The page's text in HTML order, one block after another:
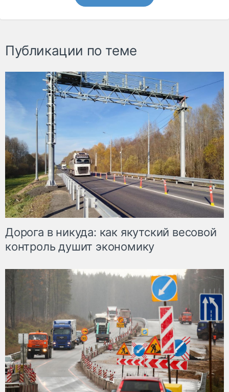
Публикации по теме
Дорога в никуда: как якутский весовой
контроль душит экономику